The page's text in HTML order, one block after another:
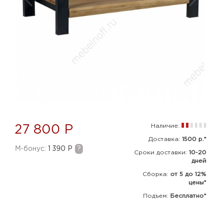
27 800 Р
M-бонус: 1 390 Р ?
Наличие:
Доставка: 1500 р.*
Сроки доставки: 10-20
дней
Сборка: от 5 до 12%
цены*
Подъем: Бесплатно*